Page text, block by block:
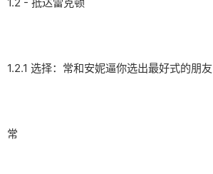
1.2.1 选择：常和安妮逼你选出最好式的朋友
常